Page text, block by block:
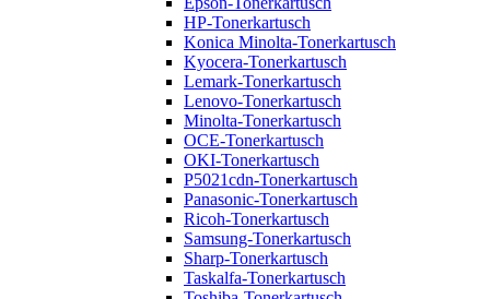
HP-Tonerkartusch
Konica Minolta-Tonerkartusch
Kyocera-Tonerkartusch
Lemark-Tonerkartusch
Lenovo-Tonerkartusch
Minolta-Tonerkartusch
OCE-Tonerkartusch
OKI-Tonerkartusch
P5021cdn-Tonerkartusch
Panasonic-Tonerkartusch
Ricoh-Tonerkartusch
Samsung-Tonerkartusch
Sharp-Tonerkartusch
Taskalfa-Tonerkartusch